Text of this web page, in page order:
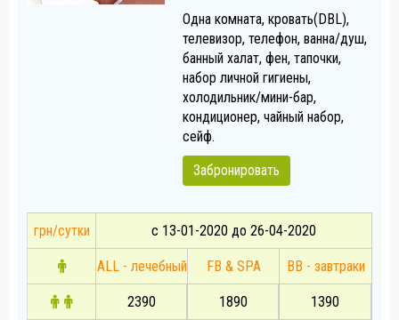
Одна комната, кровать(DBL),
телевизор, телефон, ванна/душ,
банный халат, фен, тапочки,
набор личной гигиены,
холодильник/мини-бар,
кондиционер, чайный набор,
сейф.
Забронировать
грн/сутки с 13-01-2020 до 26-04-2020
ALL - лечебный FB & SPA BB - завтраки
2390 1890 1390